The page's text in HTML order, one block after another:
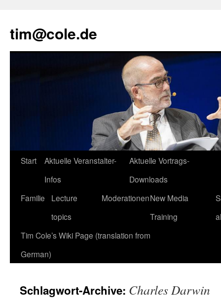
tim@cole.de
Start
Aktuelle Veranstalter-
Infos
Aktuelle Vortrags-
Downloads
Familie
Lecture
topics
ModerationenNew Media
Training
Tim Cole’s Wiki Page (translation from
German)
Schlagwort-Archive: Charles Darwin